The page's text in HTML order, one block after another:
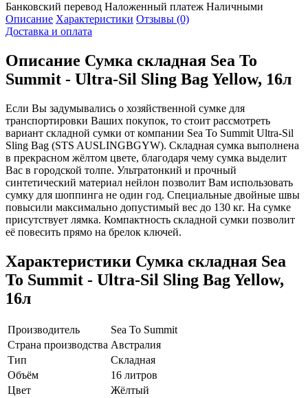
Банковский перевод Наложенный платеж Наличными
Описание Характеристики Отзывы (0)
Доставка и оплата
Описание Сумка складная Sea To
Summit - Ultra-Sil Sling Bag Yellow, 16л
Если Вы задумывались о хозяйственной сумке для
транспортировки Ваших покупок, то стоит рассмотреть
вариант складной сумки от компании Sea To Summit Ultra-Sil
Sling Bag (STS AUSLINGBGYW). Складная сумка выполнена
в прекрасном жёлтом цвете, благодаря чему сумка выделит
Вас в городской толпе. Ультратонкий и прочный
синтетический материал нейлон позволит Вам использовать
сумку для шоппинга не один год. Специальные двойные швы
повысили максимально допустимый вес до 130 кг. На сумке
присутствует лямка. Компактность складной сумки позволит
её повесить прямо на брелок ключей.
Характеристики Сумка складная Sea
To Summit - Ultra-Sil Sling Bag Yellow,
16л
Производитель
Sea To Summit
Страна производства Австралия
Тип
Складная
Объём
16 литров
Цвет
Жёлтый